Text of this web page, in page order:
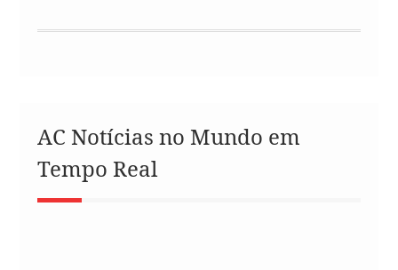
AC Notícias no Mundo em
Tempo Real